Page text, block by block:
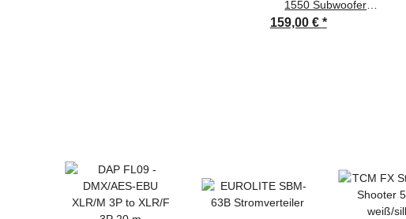
1550 Subwoofer
800W
159,00 € *